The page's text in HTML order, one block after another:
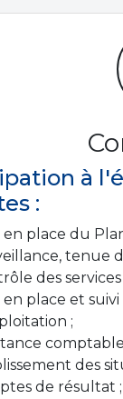
à
:
en place du
tenue
des
en place et
;
des
de résultat ;